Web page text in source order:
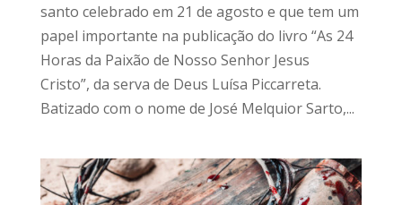
santo celebrado em 21 de agosto e que tem um
papel importante na publicação do livro “As 24
Horas da Paixão de Nosso Senhor Jesus
Cristo”, da serva de Deus Luísa Piccarreta.
Batizado com o nome de José Melquior Sarto,...